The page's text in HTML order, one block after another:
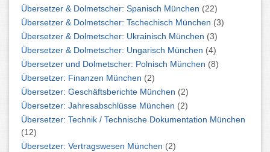
Übersetzer & Dolmetscher: Spanisch München (22)
Übersetzer & Dolmetscher: Tschechisch München (3)
Übersetzer & Dolmetscher: Ukrainisch München (3)
Übersetzer & Dolmetscher: Ungarisch München (4)
Übersetzer und Dolmetscher: Polnisch München (8)
Übersetzer: Finanzen München (2)
Übersetzer: Geschäftsberichte München (2)
Übersetzer: Jahresabschlüsse München (2)
Übersetzer: Technik / Technische Dokumentation München
(12)
Übersetzer: Vertragswesen München (2)